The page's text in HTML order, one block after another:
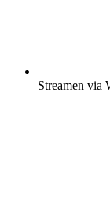
Streamen via